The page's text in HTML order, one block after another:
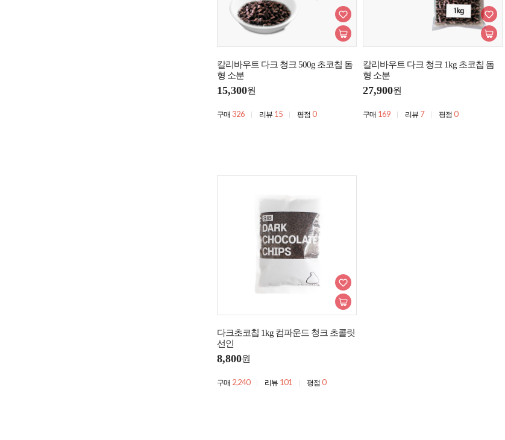
칼리바우트 다크 청크 500g 초코칩 돔
형 소분
15,300원
구매 326 리뷰 15 평점 0
칼리바우트 다크 청크 1kg 초코칩 돔
형 소분
27,900원
구매 169 리뷰 7 평점 0
다크초코칩 1kg 컴파운드 청크 초콜릿
선인
8,800원
구매 2,240 리뷰 101 평점 0